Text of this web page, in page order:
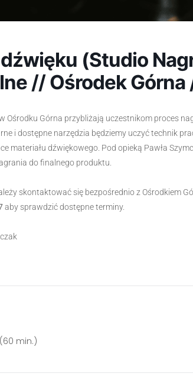
(Studio
// Ośrodek Górna
Ośrodku Górna przybliżają uczestnikom proces
i dostępne narzędzia będziemy uczyć technik
materiału dźwiękowego. Pod opieką Pawła
do finalnego produktu.
skontaktować się bezpośrednio z Ośrodkiem
aby sprawdzić dostępne terminy.
min.)